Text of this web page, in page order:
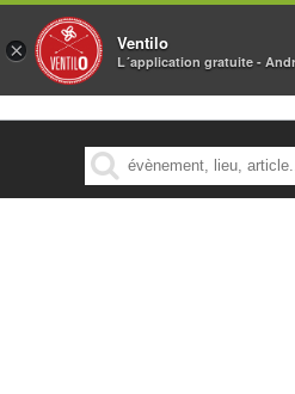
MENU
× Ventilo
L´application gratuite -